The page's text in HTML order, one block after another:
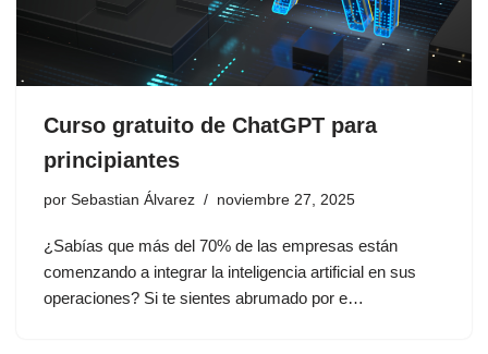
Curso gratuito de ChatGPT para
principiantes
por Sebastian Álvarez noviembre 27, 2025
¿Sabías que más del 70% de las empresas están
comenzando a integrar la inteligencia artificial en sus
operaciones? Si te sientes abrumado por e…